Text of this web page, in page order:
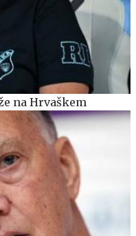
na Hrvaškem